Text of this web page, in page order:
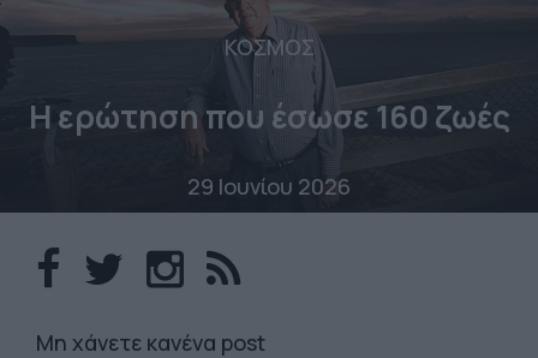
ΚΟΣΜΟΣ
Η ερώτηση που έσωσε 160 ζωές
29 Ιουνίου 2026
Mη χάνετε κανένα post